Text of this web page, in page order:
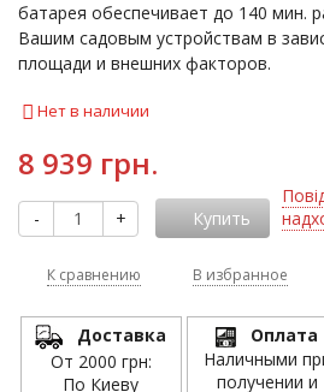
батарея обеспечивает до 140 мин.
Вашим садовым устройствам в
площади и внешних факторов.
Нет в наличии
8 939 грн.
- + Купить
К сравнению В избранное
Доставка
От 2000 грн:
По Киеву
Оплата
Наличными
получении и